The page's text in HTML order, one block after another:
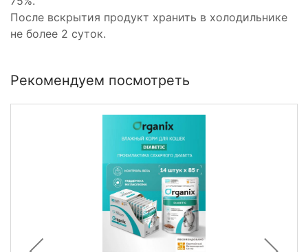
После вскрытия продукт хранить в холодильнике
не более 2 суток.
Рекомендуем посмотреть